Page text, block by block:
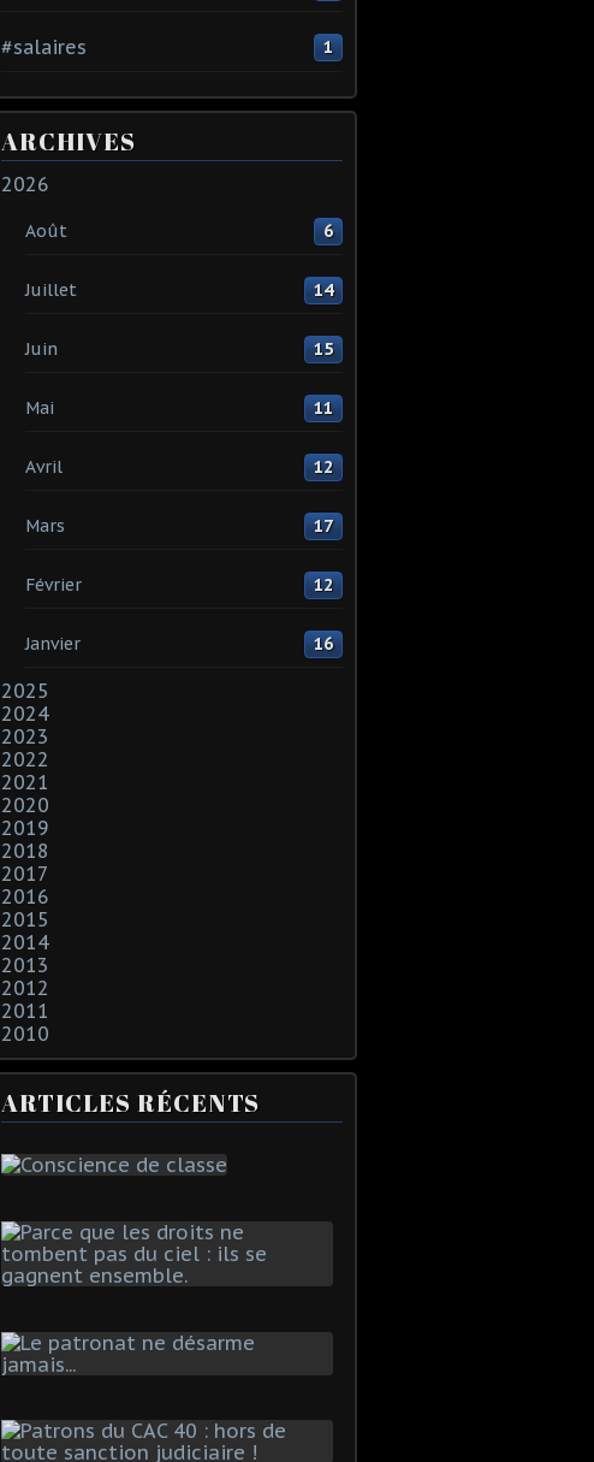
#salaires 1
ARCHIVES
2026
Août 6
Juillet 14
Juin 15
Mai 11
Avril 12
Mars 17
Février 12
Janvier 16
2025
2024
2023
2022
2021
2020
2019
2018
2017
2016
2015
2014
2013
2012
2011
2010
ARTICLES RÉCENTS